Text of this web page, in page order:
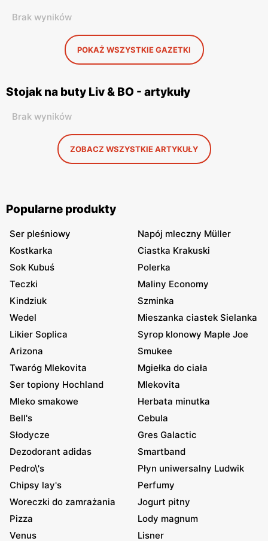
Brak wyników
POKAŻ WSZYSTKIE GAZETKI
Stojak na buty Liv & BO - artykuły
Brak wyników
ZOBACZ WSZYSTKIE ARTYKUŁY
Popularne produkty
Ser pleśniowy
Napój mleczny Müller
Kostkarka
Ciastka Krakuski
Sok Kubuś
Polerka
Teczki
Maliny Economy
Kindziuk
Szminka
Wedel
Mieszanka ciastek Sielanka
Likier Soplica
Syrop klonowy Maple Joe
Arizona
Smukee
Twaróg Mlekovita
Mgiełka do ciała
Ser topiony Hochland
Mlekovita
Mleko smakowe
Herbata minutka
Bell's
Cebula
Słodycze
Gres Galactic
Dezodorant adidas
Smartband
Pedro\'s
Płyn uniwersalny Ludwik
Chipsy lay's
Perfumy
Woreczki do zamrażania
Jogurt pitny
Pizza
Lody magnum
Venus
Lisner